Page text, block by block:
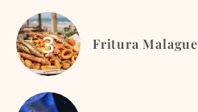
Fritura